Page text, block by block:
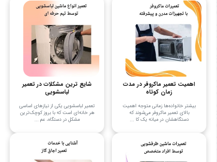
اهمیت تعمیر ماکروفر در مدت
زمان کوتاه
بیشتر خانواده‌ها زمانی متوجه اهمیت
بالای تعمیر ماکروفر می‌شوند که
دستگاهشان در میانه یک کا ...
شایع ترین مشکلات در تعمیر
لباسشویی
تعمیر لباسشویی یکی از نیازهای اساسی
هر خانه‌ای است که با بروز کوچک‌ترین
مشکل در دستگاه، عم ...